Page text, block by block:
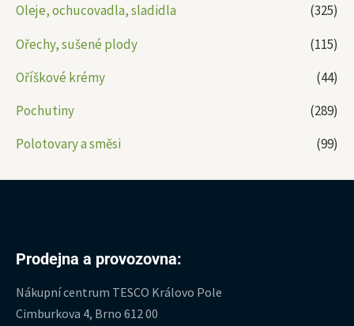
Oleje, ochucovadla, sladidla
(325)
Ořechy, sušené plody
(115)
Oříškové krémy
(44)
Pochutiny
(289)
Polotovary a směsi
(99)
Prodejna a provozovna:
Nákupní centrum TESCO Královo Pole
Cimburkova 4, Brno 612 00